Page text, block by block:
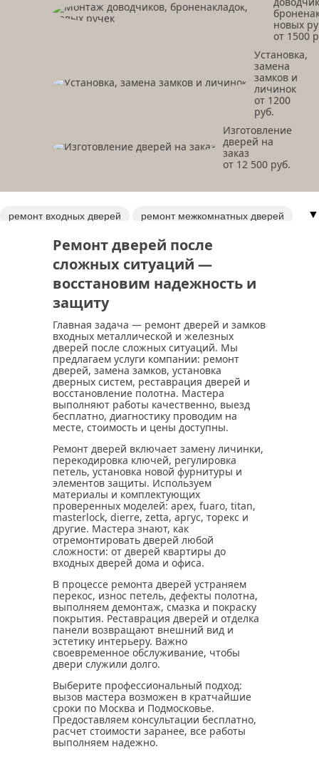
новых
от 1500
Установка,
замена
замков и
личинок
от 1200
руб.
Изготовление
дверей на
заказ
от 12 500 руб.
ремонт входных дверей
ремонт межкомнатных дверей
замена обивки двери
ремонт ручек
▼
Ремонт дверей после
сложных ситуаций —
восстановим надежность и
защиту
Главная задача — ремонт дверей и замков
входных металлической и железных
дверей после сложных ситуаций. Мы
предлагаем услуги компании: ремонт
дверей, замена замков, установка
дверных систем, реставрация дверей и
восстановление полотна. Мастера
выполняют работы качественно, выезд
бесплатно, диагностику проводим на
месте, стоимость и цены доступны.
Ремонт дверей включает замену личинки,
перекодировка ключей, регулировка
петель, установка новой фурнитуры и
элементов защиты. Используем
материалы и комплектующих
проверенных моделей: apеx, fuaro, titan,
masterlock, dierre, zetta, аргус, торекс и
другие. Мастера знают, как
отремонтировать дверей любой
сложности: от дверей квартиры до
входных дверей дома и офиса.
В процессе ремонта дверей устраняем
перекос, износ петель, дефекты полотна,
выполняем демонтаж, смазка и покраску
покрытия. Реставрация дверей и отделка
панели возвращают внешний вид и
эстетику интерьеру. Важно
своевременное обслуживание, чтобы
двери служили долго.
Выберите профессиональный подход:
вызов мастера возможен в кратчайшие
сроки по Москва и Подмосковье.
Предоставляем консультации бесплатно,
расчет стоимости заранее, все работы
выполняем надежно.